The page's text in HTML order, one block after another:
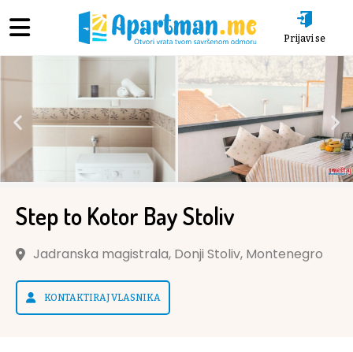
Prijavi se
Step to Kotor Bay Stoliv
Jadranska magistrala, Donji Stoliv, Montenegro
KONTAKTIRAJ VLASNIKA